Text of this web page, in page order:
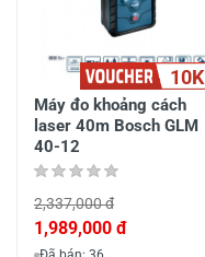
10K
Máy đo khoảng cách
laser 40m Bosch GLM
40-12
2,337,000 đ
1,989,000 đ